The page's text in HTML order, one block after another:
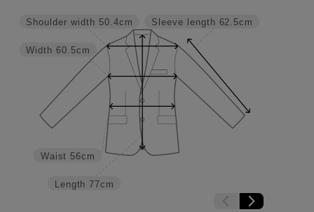
Sleeve length 62.5cm
Length 77cm
Waist 56cm
Width 60.5cm
Shoulder width 50.4cm